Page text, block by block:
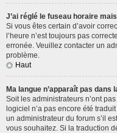
J’ai réglé le fuseau horaire
Si vous êtes certain d’avoir
l’heure n’est toujours pas
erronée. Veuillez contacter un
problème.
Haut
Ma langue n’apparaît pas dans
Soit les administrateurs n’ont
logiciel n’a pas encore été
un administrateur du forum s’il
vous souhaitez. Si la traduction